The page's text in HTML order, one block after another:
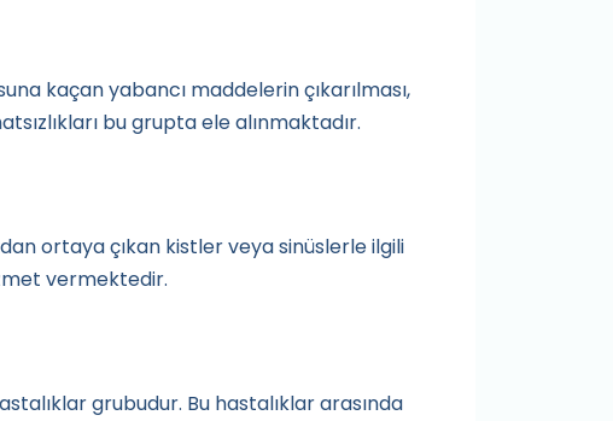
kaçan yabancı maddelerin çıkarılması,
bu grupta ele alınmaktadır.
ortaya çıkan kistler veya sinüslerle ilgili
vermektedir.
grubudur. Bu hastalıklar arasında